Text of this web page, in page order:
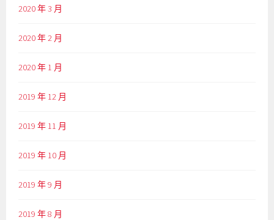
2020 年 3 月
2020 年 2 月
2020 年 1 月
2019 年 12 月
2019 年 11 月
2019 年 10 月
2019 年 9 月
2019 年 8 月